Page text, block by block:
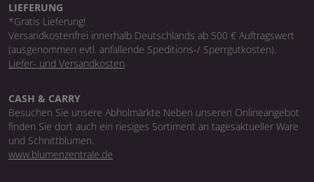
LIEFERUNG
*Gratis Lieferung!
Versandkostenfrei innerhalb Deutschlands ab 500 € Auftragswert
(ausgenommen evtl. anfallende Speditions-/ Sperrgutkosten).
Liefer- und Versandkosten
CASH & CARRY
Besuchen Sie unsere Abholmärkte Neben unseren Onlineangebot
finden Sie dort auch ein riesiges Sortiment an tagesaktueller Ware
und Schnittblumen.
www.blumenzentrale.de